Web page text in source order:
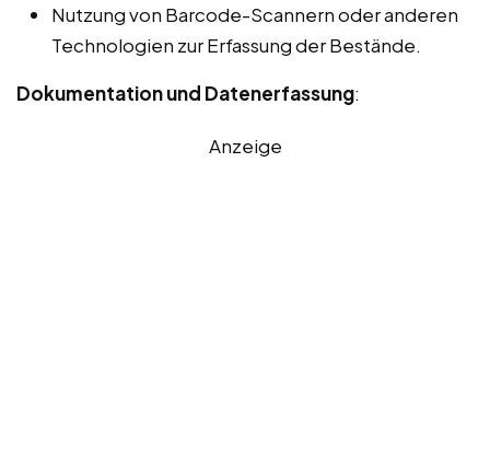
Nutzung von Barcode-Scannern oder anderen
Technologien zur Erfassung der Bestände.
Dokumentation und Datenerfassung:
Anzeige